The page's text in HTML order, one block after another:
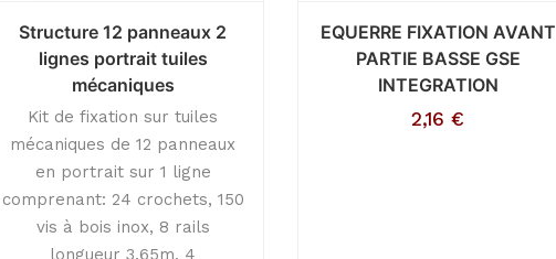
Structure 12 panneaux 2
lignes portrait tuiles
mécaniques
Kit de fixation sur tuiles
mécaniques de 12 panneaux
en portrait sur 1 ligne
comprenant: 24 crochets, 150
vis à bois inox, 8 rails
longueur 3.65m, 4
EQUERRE FIXATION AVANT
PARTIE BASSE GSE
INTEGRATION
2,16 €